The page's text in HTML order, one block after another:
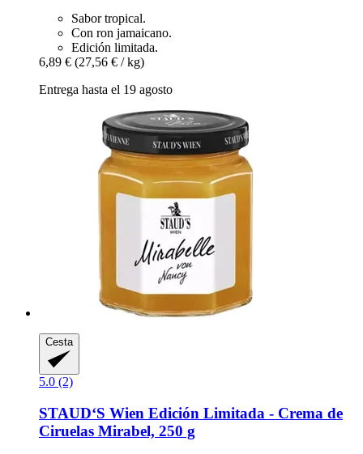
Sabor tropical.
Con ron jamaicano.
Edición limitada.
6,89 € (27,56 € / kg)
Entrega hasta el 19 agosto
Cesta
5.0 (2)
STAUD‘S Wien Edición Limitada -​ Crema de
Ciruelas Mirabel, 250 g